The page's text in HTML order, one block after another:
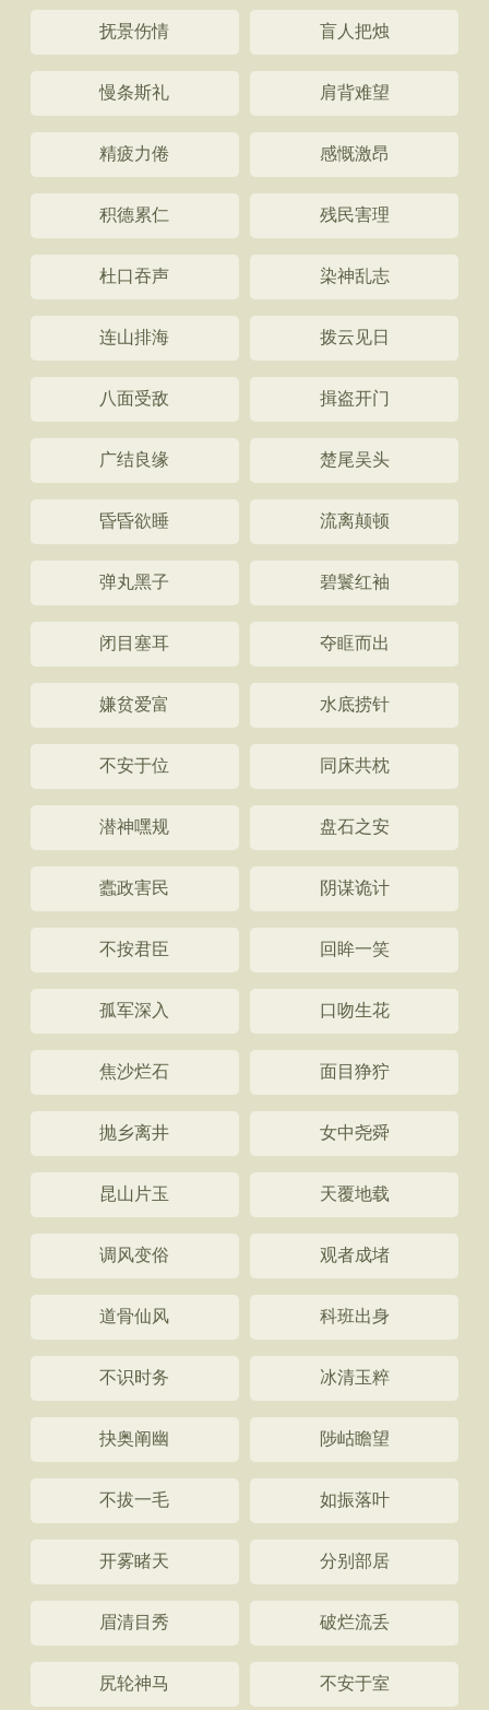
抚景伤情 盲人把烛
慢条斯礼 肩背难望
精疲力倦 感慨激昂
积德累仁 残民害理
杜口吞声 染神乱志
连山排海 拨云见日
八面受敌 揖盗开门
广结良缘 楚尾吴头
昏昏欲睡 流离颠顿
弹丸黑子 碧鬟红袖
闭目塞耳 夺眶而出
嫌贫爱富 水底捞针
不安于位 同床共枕
潜神嘿规 盘石之安
蠹政害民 阴谋诡计
不按君臣 回眸一笑
孤军深入 口吻生花
焦沙烂石 面目狰狞
抛乡离井 女中尧舜
昆山片玉 天覆地载
调风变俗 观者成堵
道骨仙风 科班出身
不识时务 冰清玉粹
抉奥阐幽 陟岵瞻望
不拔一毛 如振落叶
开雾睹天 分别部居
眉清目秀 破烂流丢
尻轮神马 不安于室